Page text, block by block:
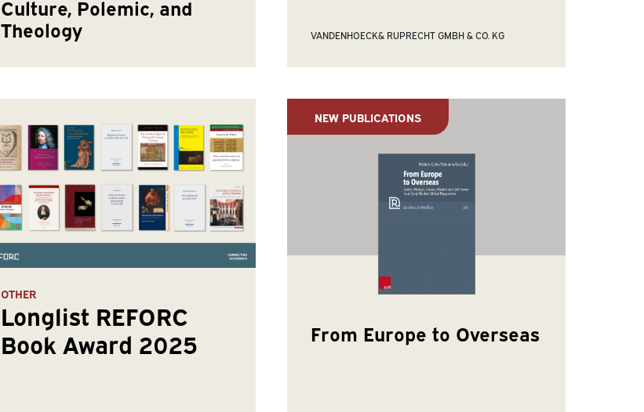
Culture, Polemic, and
Theology
VANDENHOECK& RUPRECHT GMBH & CO. KG
OTHER
Longlist REFORC
Book Award 2025
NEW PUBLICATIONS
From Europe to Overseas